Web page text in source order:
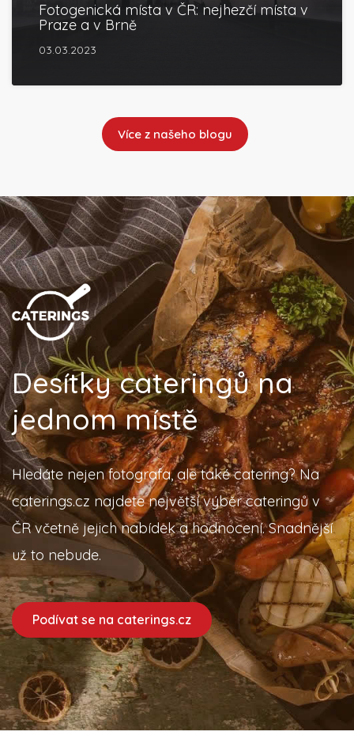
Fotogenická místa v ČR: nejhezčí místa v
Praze a v Brně
03.03.2023
Více z našeho blogu
Desítky cateringů na
jednom místě
Hledáte nejen fotografa, ale také catering? Na
caterings.cz najdete největší výběr cateringů v
ČR včetně jejich nabídek a hodnocení. Snadnější
už to nebude.
Podívat se na caterings.cz